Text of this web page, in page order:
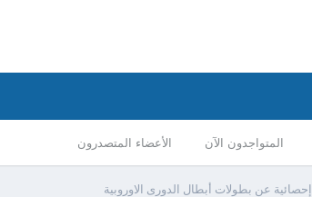
المتواجدون الآن الأعضاء المتصدرون
إحصائية عن بطولات أبطال الدورى الاوروبية